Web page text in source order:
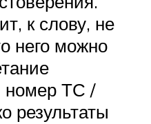
к слову, не
него можно
номер ТС /
результаты